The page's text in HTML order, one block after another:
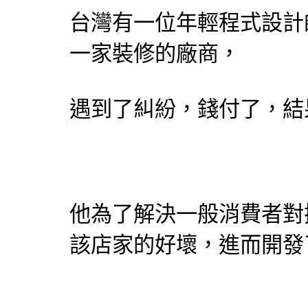
台灣有一位年輕程式設
一家裝修的廠商，
遇到了糾紛，錢付了，
他為了解決一般消費者
該店家的好壞，進而開